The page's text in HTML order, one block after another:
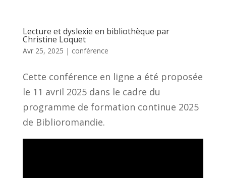
Lecture et dyslexie en bibliothèque par
Christine Loquet
Avr 25, 2025 | conférence
Cette conférence en ligne a été proposée
le 11 avril 2025 dans le cadre du
programme de formation continue 2025
de Biblioromandie.